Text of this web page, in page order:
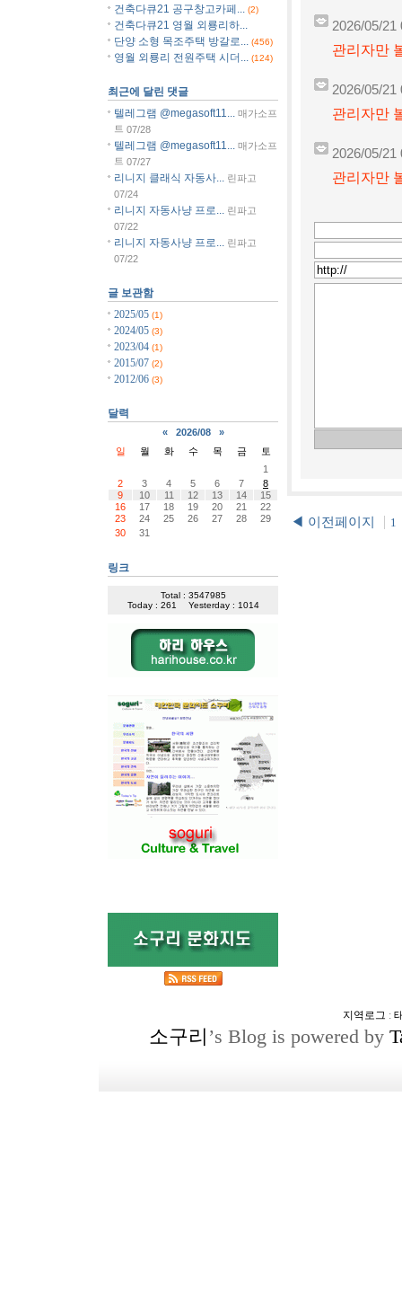
2026/05/21
관리자만
2026/05/21
관리자만
2026/05/21
관리자만
◀ 이전페이지 1
건축다큐21 공구창고카페... (2)
건축다큐21 영월 외룡리하...
단양 소형 목조주택 방갈로...
(456)
영월 외룡리 전원주택 시더... (124)
최근에 달린 댓글
텔레그램 @megasoft11...
매가소프
트 07/28
텔레그램 @megasoft11... 매가소프
트 07/27
리니지 클래식 자동사...
린파고
07/24
리니지 자동사냥 프로...
린파고
07/22
리니지 자동사냥 프로...
린파고
07/22
글 보관함
2025/05 (1)
2024/05 (3)
2023/04 (1)
2015/07 (2)
2012/06 (3)
달력
« 2026/08
»
일
월 화 수 목 금
토
1
2
3 4 5 6 7
8
9
10 11 12 13 14
15
16
17 18 19 20 21
22
23
24 25 26 27 28
29
30
31
링크
Total : 3547985
Today : 261
Yesterday : 1014
지역로그 :
소구리 ’s Blog is powered by